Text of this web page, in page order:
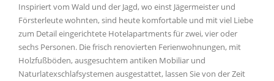
Inspiriert vom Wald und der Jagd, wo einst Jägermeister und
Försterleute wohnten, sind heute komfortable und mit viel Liebe
zum Detail eingerichtete Hotelapartments für zwei, vier oder
sechs Personen. Die frisch renovierten Ferienwohnungen, mit
Holzfußböden, ausgesuchtem antiken Mobiliar und
Naturlatexschlafsystemen ausgestattet, lassen Sie von der Zeit